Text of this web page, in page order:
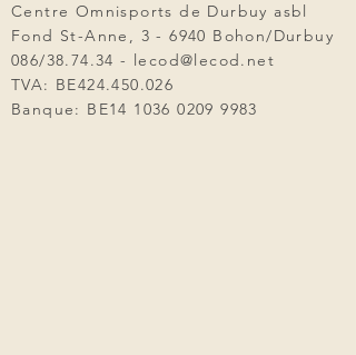
Centre Omnisports de Durbuy asbl
Fond St-Anne, 3 - 6940 Bohon/Durbuy
086/38.74.34 - lecod@lecod.net
TVA: BE424.450.026
Banque: BE14 1036 0209 9983